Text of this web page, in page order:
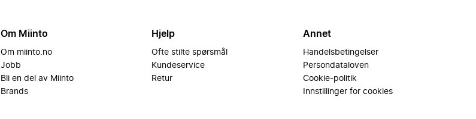
Om Miinto
Om miinto.no
Jobb
Bli en del av Miinto
Brands
Hjelp
Ofte stilte spørsmål
Kundeservice
Retur
Annet
Handelsbetingelser
Persondataloven
Cookie-politik
Innstillinger for cookies